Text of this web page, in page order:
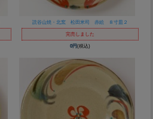
読谷山焼・北窯 松田米司 赤絵 ８寸皿２
完売しました
0円(税込)